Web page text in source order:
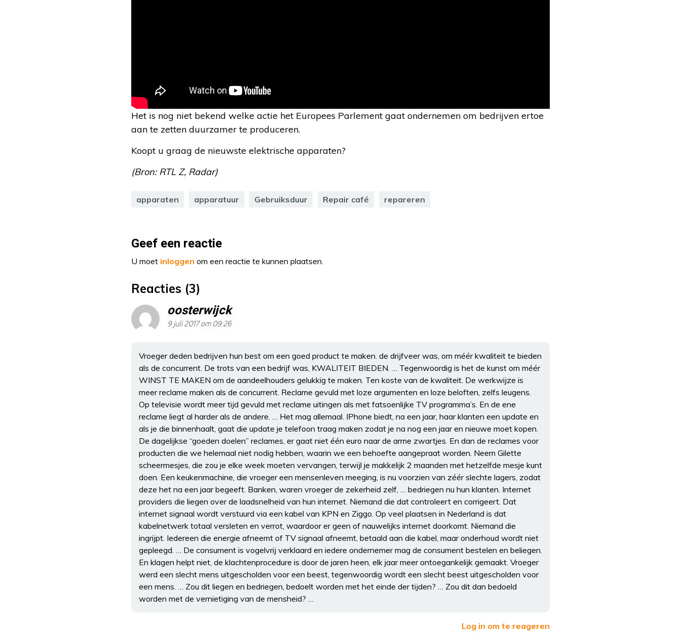
Het is nog niet bekend welke actie het Europees Parlement gaat ondernemen om bedrijven ertoe
aan te zetten duurzamer te produceren.
Koopt u graag de nieuwste elektrische apparaten?
(Bron: RTL Z, Radar)
apparaten apparatuur Gebruiksduur Repair café repareren
Geef een reactie
U moet inloggen om een reactie te kunnen plaatsen.
Reacties (3)
oosterwijck
9 juli 2017 om 09:26
Vroeger deden bedrijven hun best om een goed product te maken. de drijfveer was, om méér kwaliteit te bieden
als de concurrent. De trots van een bedrijf was, KWALITEIT BIEDEN. … Tegenwoordig is het de kunst om méér
WINST TE MAKEN om de aandeelhouders gelukkig te maken. Ten koste van de kwaliteit. De werkwijze is
meer reclame maken als de concurrent. Reclame gevuld met loze argumenten en loze beloften, zelfs leugens.
Op televisie wordt meer tijd gevuld met reclame uitingen als met fatsoenlijke TV programma’s. En de ene
reclame liegt al harder als de andere. … Het mag allemaal. IPhone biedt, na een jaar, haar klanten een update en
als je die binnenhaalt, gaat die update je telefoon traag maken zodat je na nog een jaar en nieuwe moet kopen.
De dagelijkse “goeden doelen” reclames, er gaat niet één euro naar de arme zwartjes. En dan de reclames voor
producten die we helemaal niet nodig hebben, waarin we een behoefte aangepraat worden. Neem Gilette
scheermesjes, die zou je elke week moeten vervangen, terwijl je makkelijk 2 maanden met hetzelfde mesje kunt
doen. Een keukenmachine, die vroeger een mensenleven meeging, is nu voorzien van zéér slechte lagers, zodat
deze het na een jaar begeeft. Banken, waren vroeger de zekerheid zelf, … bedriegen nu hun klanten. Internet
providers die liegen over de laadsnelheid van hun internet. Niemand die dat controleert en corrigeert. Dat
internet signaal wordt verstuurd via een kabel van KPN en Ziggo. Op veel plaatsen in Nederland is dat
kabelnetwerk totaal versleten en verrot, waardoor er geen of nauwelijks internet doorkomt. Niemand die
ingrijpt. Iedereen die energie afneemt of TV signaal afneemt, betaald aan die kabel, maar onderhoud wordt niet
gepleegd. … De consument is vogelvrij verklaard en iedere ondernemer mag de consument bestelen en beliegen.
En klagen helpt niet, de klachtenprocedure is door de jaren heen, elk jaar meer ontoegankelijk gemaakt. Vroeger
werd een slecht mens uitgescholden voor een beest, tegenwoordig wordt een slecht beest uitgescholden voor
een mens. … Zou dit liegen en bedriegen, bedoelt worden met het einde der tijden? … Zou dit dan bedoeld
worden met de vernietiging van de mensheid? …
Log in om te reageren